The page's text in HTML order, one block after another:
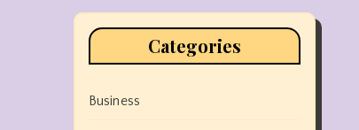
Categories
Business